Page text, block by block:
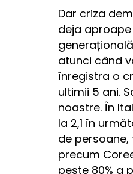
Dar criza
deja
atunci când
înregistra o
ultimii 5 ani.
noastre. În
la 2,1 în
de
precum
peste 80% a